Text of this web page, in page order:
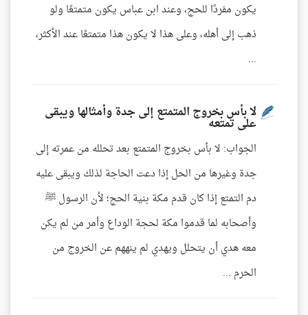
يكون مفردًا للحج، وعند ابن عباس يكون متمتعًا ولو
ذهب إلى أهله، وعلى هذا لا يكون هذا متمتعًا عند الأكثر،
...
لا بأس بخروج المتمتع إلى جدة وأمثالها ويبقى
على تمتعه
الجواب: لا بأس بخروج المتمتع بعد تحلله من عمرته إلى
جدة وغيرها من الحل إذا دعت الحاجة لذلك ويبقى عليه
دم التمتع إذا كان قدم مكة بنية الحج؛ لأن الرسول ﷺ
وأصحابه لما قدموا مكة لحجة الوداع وأمر من لم يكن
معه هدي أن يتحلل ويهدي لم ينههم عن الخروج من
الحرم ...